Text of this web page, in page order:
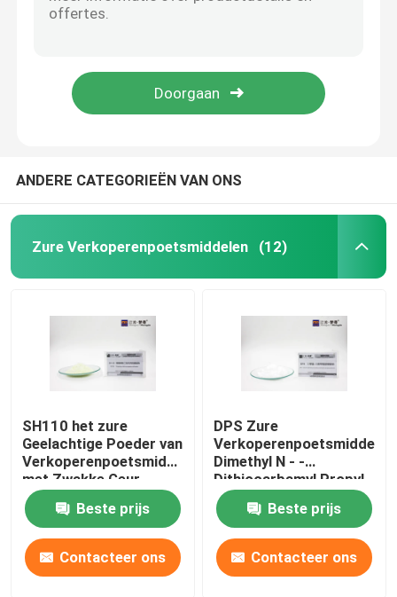
Heldere Nikkeltussenpersonen
De Waterontharder van nikkelbaden
Verkoperenproces
Het Proces van het nikkelplateren
Vertinningsproces
Galvaniserende Chemische producten
ANDERE CATEGORIEËN VAN ONS
Zure Verkoperenpoetsmiddelen (12)
SH110 het zure
Geelachtige Poeder van
Verkoperenpoetsmiddelen
met Zwakke Geur
Beste prijs
Contacteer ons
DPS Zure
Verkoperenpoetsmiddelen
Dimethyl N - -
Dithiocarbamyl Propyl
Sul
Beste prijs
Contacteer ons